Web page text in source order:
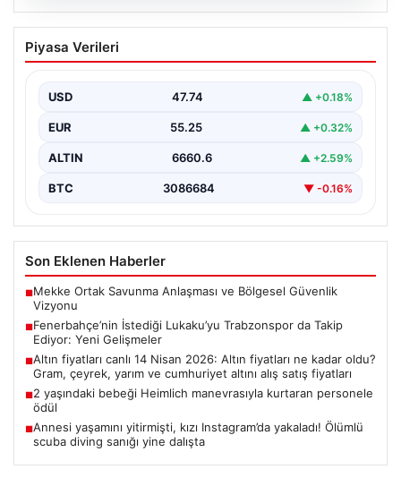
07.08.2026
Fenerbahçe’nin İstediği Lukaku’yu
Trabzonspor da Takip Ediyor: Yeni
İtalya Serie A'da Napoli forması giyen ve takımda
Piyasa Verileri
USD 47.74 ▲ +0.18%
EUR 55.25 ▲ +0.32%
ALTIN 6660.6 ▲ +2.59%
BTC 3086684 ▼ -0.16%
Son Eklenen Haberler
■Mekke Ortak Savunma Anlaşması ve Bölgesel Güvenlik
Vizyonu
■Fenerbahçe’nin İstediği Lukaku’yu Trabzonspor da Takip
Ediyor: Yeni Gelişmeler
■Altın fiyatları canlı 14 Nisan 2026: Altın fiyatları ne kadar oldu?
Gram, çeyrek, yarım ve cumhuriyet altını alış satış fiyatları
■2 yaşındaki bebeği Heimlich manevrasıyla kurtaran personele
ödül
■Annesi yaşamını yitirmişti, kızı Instagram’da yakaladı! Ölümlü
scuba diving sanığı yine dalışta